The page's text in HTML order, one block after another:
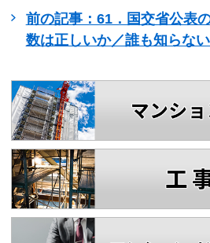
前の記事：61．国交省公表
数は正しいか／誰も知らな